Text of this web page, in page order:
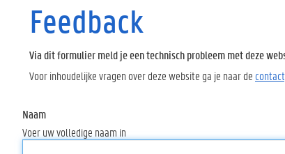
Feedback
Via dit formulier meld je een technisch probleem met deze
Voor inhoudelijke vragen over deze website ga je naar de
Naam
Voer uw volledige naam in